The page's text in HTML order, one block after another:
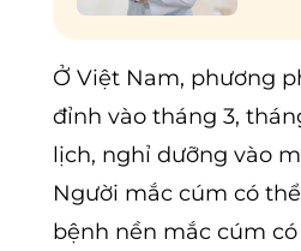
Ở Việt Nam, phương
đỉnh vào tháng 3,
lịch, nghỉ dưỡng vào
Người mắc cúm có
bệnh nền mắc cúm